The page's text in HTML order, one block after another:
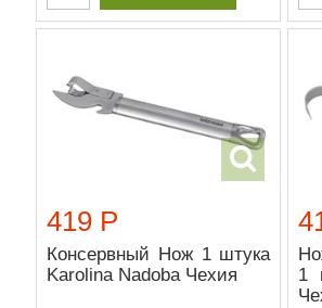
419 Р
Консервный Нож 1 штука
Karolina Nadoba Чехия
1